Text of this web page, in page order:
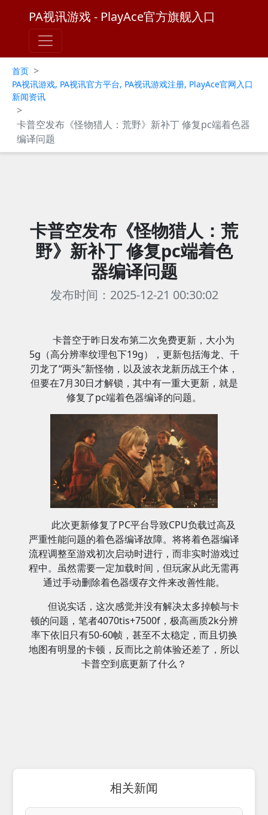
PA视讯游戏 - PlayAce官方旗舰入口
首页 >
PA视讯游戏, PA视讯官方平台, PA视讯游戏注册, PlayAce官网入口
新闻资讯
>
卡普空发布《怪物猎人：荒野》新补丁 修复pc端着色器
编译问题
卡普空发布《怪物猎人：荒
野》新补丁 修复pc端着色
器编译问题
发布时间：2025-12-21 00:30:02
卡普空于昨日发布第二次免费更新，大小为
5g（高分辨率纹理包下19g），更新包括海龙、千
刃龙了“两头”新怪物，以及波衣龙新历战王个体，
但要在7月30日才解锁，其中有一重大更新，就是
修复了pc端着色器编译的问题。
此次更新修复了PC平台导致CPU负载过高及
严重性能问题的着色器编译故障。将将着色器编译
流程调整至游戏初次启动时进行，而非实时游戏过
程中。虽然需要一定加载时间，但玩家从此无需再
通过手动删除着色器缓存文件来改善性能。
但说实话，这次感觉并没有解决太多掉帧与卡
顿的问题，笔者4070tis+7500f，极高画质2k分辨
率下依旧只有50-60帧，甚至不太稳定，而且切换
地图有明显的卡顿，反而比之前体验还差了，所以
卡普空到底更新了什么？
相关新闻